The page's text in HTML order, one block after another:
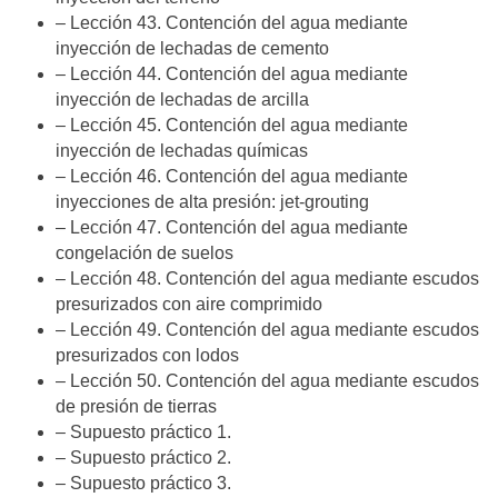
– Lección 43. Contención del agua mediante
inyección de lechadas de cemento
– Lección 44. Contención del agua mediante
inyección de lechadas de arcilla
– Lección 45. Contención del agua mediante
inyección de lechadas químicas
– Lección 46. Contención del agua mediante
inyecciones de alta presión: jet-grouting
– Lección 47. Contención del agua mediante
congelación de suelos
– Lección 48. Contención del agua mediante escudos
presurizados con aire comprimido
– Lección 49. Contención del agua mediante escudos
presurizados con lodos
– Lección 50. Contención del agua mediante escudos
de presión de tierras
– Supuesto práctico 1.
– Supuesto práctico 2.
– Supuesto práctico 3.